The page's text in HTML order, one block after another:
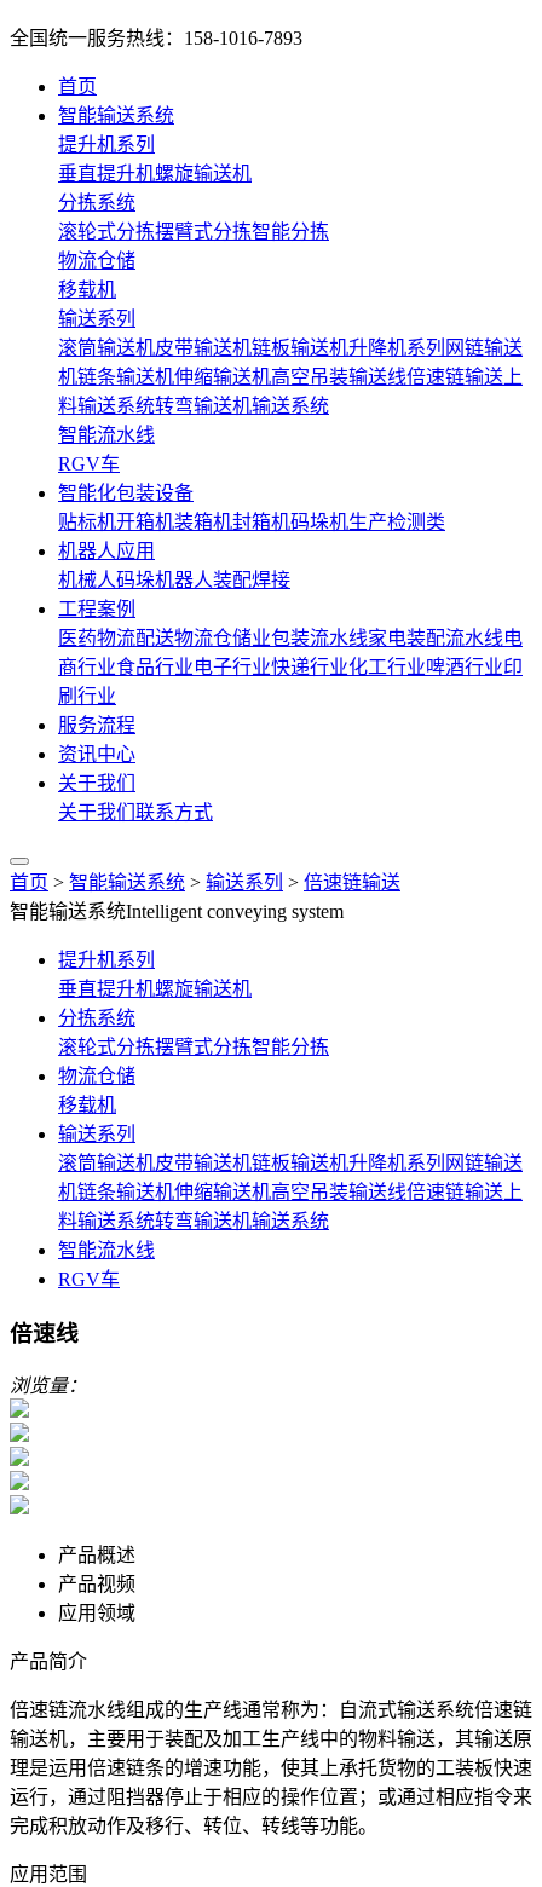
全国统一服务热线：158-1016-7893
首页
智能输送系统
提升机系列
垂直提升机螺旋输送机
分拣系统
滚轮式分拣摆臂式分拣智能分拣
物流仓储
移载机
输送系列
滚筒输送机皮带输送机链板输送机升降机系列 网链输送
机链条输送机伸缩输送机高空吊装输送线倍速链输送 上
料输送系统转弯输送机输送系统
智能流水线
RGV车
智能化包装设备
贴标机开箱机装箱机封箱机码垛机生产检测类
机器人应用
机械人码垛机器人装配焊接
工程案例
医药物流配送物流仓储业包装流水线家电装配流水线电
商行业食品行业电子行业快递行业化工行业啤酒行业印
刷行业
服务流程
资讯中心
关于我们
关于我们 联系方式
首页 > 智能输送系统 > 输送系列 > 倍速链输送
智能输送系统Intelligent conveying system
提升机系列
垂直提升机螺旋输送机
分拣系统
滚轮式分拣摆臂式分拣智能分拣
物流仓储
移载机
输送系列
滚筒输送机皮带输送机链板输送机升降机系列 网链输送
机链条输送机伸缩输送机高空吊装输送线倍速链输送 上
料输送系统转弯输送机输送系统
智能流水线
RGV车
倍速线
浏览量：
产品概述
产品视频
应用领域
产品简介
倍速链流水线组成的生产线通常称为：自流式输送系统倍速链
输送机，主要用于装配及加工生产线中的物料输送，其输送原
理是运用倍速链条的增速功能，使其上承托货物的工装板快速
运行，通过阻挡器停止于相应的操作位置；或通过相应指令来
完成积放动作及移行、转位、转线等功能。
应用范围